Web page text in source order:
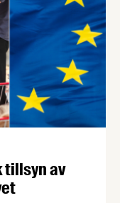
tillsyn av